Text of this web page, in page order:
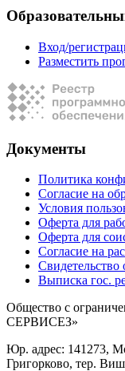
Вход/
Разместить
Документы
Политика
Согласие на
Условия
Оферта для
Оферта для
Согласие на
Выписка гос.
Общество с
СЕРВИСЕЗ»
Юр. адрес: 141273,
Григорково, тер.